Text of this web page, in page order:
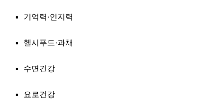
기억력·인지력
헬시푸드·과채
수면건강
요로건강